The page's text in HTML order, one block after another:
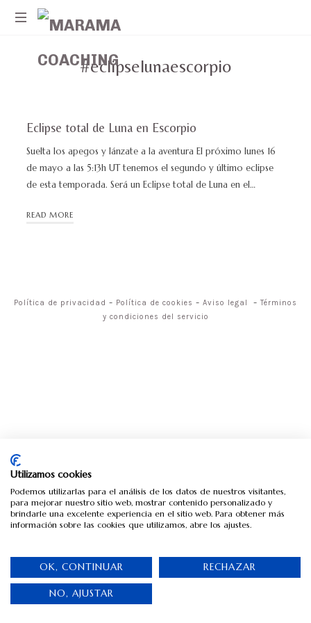
MARAMA
COACHING
a
momentos
de
crisis
#eclipselunaescorpio
Eclipse total de Luna en Escorpio
Suelta los apegos y lánzate a la aventura El próximo lunes 16
de mayo a las 5:13h UT tenemos el segundo y último eclipse
de esta temporada. Será un Eclipse total de Luna en el…
READ MORE
Política de privacidad – Política de cookies – Aviso legal –Términos
y condiciones del servicio
Utilizamos cookies
Podemos utilizarlas para el análisis de los datos de nuestros visitantes,
para mejorar nuestro sitio web, mostrar contenido personalizado y
brindarle una excelente experiencia en el sitio web. Para obtener más
información sobre las cookies que utilizamos, abre los ajustes.
OK, CONTINUAR RECHAZAR
NO, AJUSTAR